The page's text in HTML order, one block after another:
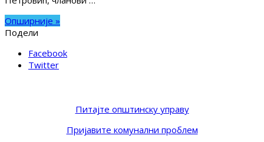
Опширније »
Подели
Facebook
Twitter
Питајте општинску управу
Пријавите комунални проблем